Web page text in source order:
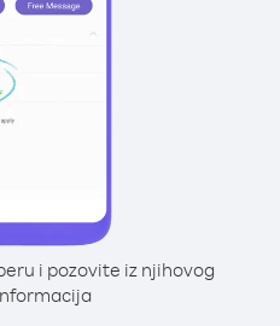
i pozovite iz njihovog